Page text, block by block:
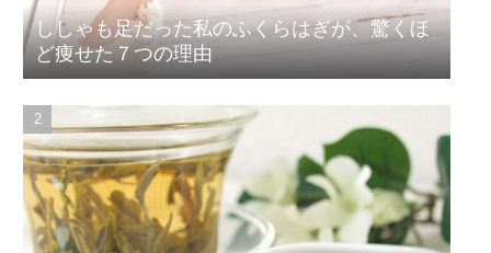
ししゃも足だった私のふくらはぎが、驚くほ
ど痩せた７つの理由